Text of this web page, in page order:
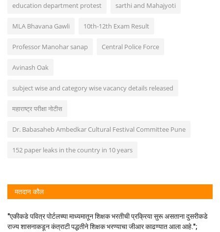
education department protest sarthi and Mahajyoti
MLA Bhavana Gawli 10th-12th Exam Result
Professor Manohar sanap Central Police Force
Avinash Oak
subject wise and category wise vacancy details released
महाराष्ट्र परीक्षा नोटीस
Dr. Babasaheb Ambedkar Cultural Festival Committee Pune
152 paper leaks in the country in 10 years
मतदान कौल
"एकीकडे पवित्र पोर्टलच्या माध्यमातून शिक्षक भरतीची प्रक्रिया सुरू असताना दुसरीकडे
राज्य शासनाकडून कंत्राटी पद्धतीने शिक्षक भरण्याचा जीआर काढण्यात आला आहे.";